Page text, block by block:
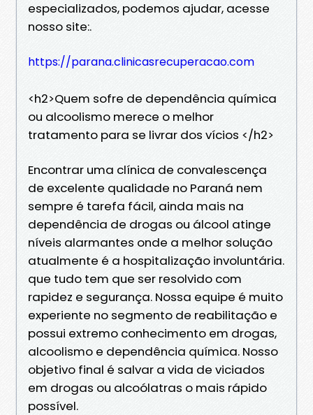
especializados, podemos ajudar, acesse
nosso site:.
https://parana.clinicasrecuperacao.com
<h2>Quem sofre de dependência química
ou alcoolismo merece o melhor
tratamento para se livrar dos vícios </h2>
Encontrar uma clínica de convalescença
de excelente qualidade no Paraná nem
sempre é tarefa fácil, ainda mais na
dependência de drogas ou álcool atinge
níveis alarmantes onde a melhor solução
atualmente é a hospitalização involuntária.
que tudo tem que ser resolvido com
rapidez e segurança. Nossa equipe é muito
experiente no segmento de reabilitação e
possui extremo conhecimento em drogas,
alcoolismo e dependência química. Nosso
objetivo final é salvar a vida de viciados
em drogas ou alcoólatras o mais rápido
possível.